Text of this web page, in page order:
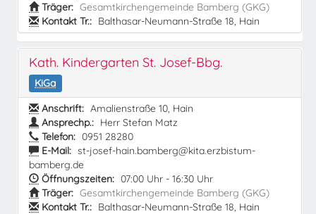
Träger: Gesamtkirchengemeinde Bamberg (GKG)
Kontakt Tr.: Balthasar-Neumann-Straße 18, Hain
Kath. Kindergarten St. Josef-Bbg.
KiGa
Anschrift: Amalienstraße 10, Hain
Ansprechp.: Herr Stefan Matz
Telefon: 0951 28280
E-Mail: st-josef-hain.bamberg@kita.erzbistum-
bamberg.de
Öffnungszeiten: 07:00 Uhr - 16:30 Uhr
Träger: Gesamtkirchengemeinde Bamberg (GKG)
Kontakt Tr.: Balthasar-Neumann-Straße 18, Hain